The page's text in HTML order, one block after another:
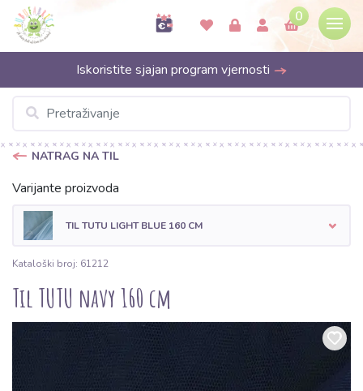
0
Iskoristite sjajan program vjernosti
NATRAG NA TIL
Varijante proizvoda
TIL TUTU LIGHT BLUE 160 CM
Kataloški broj: 61212
Til TUTU navy 160 cm